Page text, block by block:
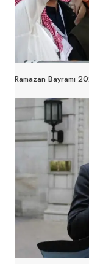
Ramazan Bayramı